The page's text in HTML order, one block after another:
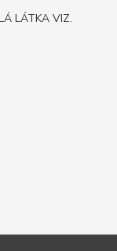
LÁTKA VIZ.